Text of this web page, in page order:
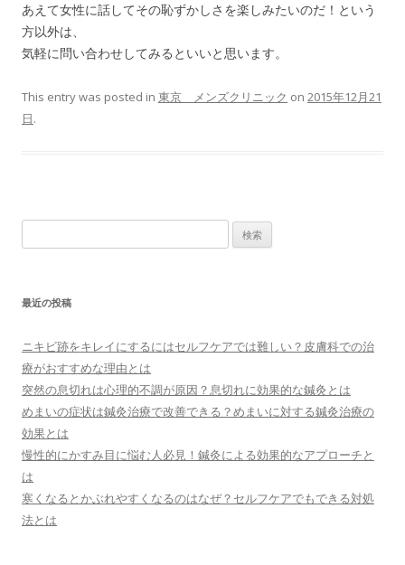
あえて女性に話してその恥ずかしさを楽しみたいのだ！という
方以外は、
気軽に問い合わせしてみるといいと思います。
This entry was posted in 東京 メンズクリニック on 2015年12月21
日.
最近の投稿
ニキビ跡をキレイにするにはセルフケアでは難しい？皮膚科での治
療がおすすめな理由とは
突然の息切れは心理的不調が原因？息切れに効果的な鍼灸とは
めまいの症状は鍼灸治療で改善できる？めまいに対する鍼灸治療の
効果とは
慢性的にかすみ目に悩む人必見！鍼灸による効果的なアプローチと
は
寒くなるとかぶれやすくなるのはなぜ？セルフケアでもできる対処
法とは